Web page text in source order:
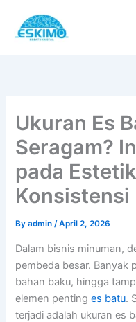
content
Ukuran Es
Seragam?
pada
Konsistensi
Byadmin/April 2, 2026
Dalam bisnis minuman,
pembeda besar. Banyak
bahan baku, hingga
elemen pentinges batu.
terjadi adalah ukuran es